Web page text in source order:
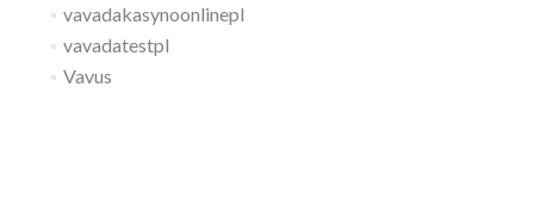
vavadakasynoonlinepl
vavadatestpl
Vavus